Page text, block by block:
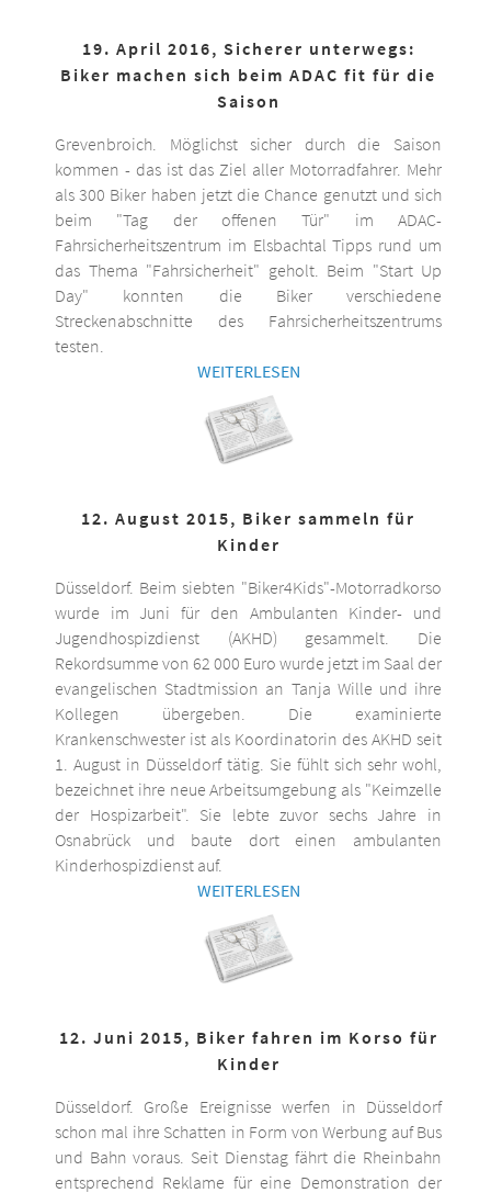
19. April 2016, Sicherer unterwegs:
Biker machen sich beim ADAC fit für die
Saison
Grevenbroich. Möglichst sicher durch die Saison
kommen - das ist das Ziel aller Motorradfahrer. Mehr
als 300 Biker haben jetzt die Chance genutzt und sich
beim "Tag der offenen Tür" im ADAC-
Fahrsicherheitszentrum im Elsbachtal Tipps rund um
das Thema "Fahrsicherheit" geholt. Beim "Start Up
Day" konnten die Biker verschiedene
Streckenabschnitte des Fahrsicherheitszentrums
testen.
WEITERLESEN
12. August 2015, Biker sammeln für
Kinder
Düsseldorf. Beim siebten "Biker4Kids"-Motorradkorso
wurde im Juni für den Ambulanten Kinder- und
Jugendhospizdienst (AKHD) gesammelt. Die
Rekordsumme von 62 000 Euro wurde jetzt im Saal der
evangelischen Stadtmission an Tanja Wille und ihre
Kollegen übergeben. Die examinierte
Krankenschwester ist als Koordinatorin des AKHD seit
1. August in Düsseldorf tätig. Sie fühlt sich sehr wohl,
bezeichnet ihre neue Arbeitsumgebung als "Keimzelle
der Hospizarbeit". Sie lebte zuvor sechs Jahre in
Osnabrück und baute dort einen ambulanten
Kinderhospizdienst auf.
WEITERLESEN
12. Juni 2015, Biker fahren im Korso für
Kinder
Düsseldorf. Große Ereignisse werfen in Düsseldorf
schon mal ihre Schatten in Form von Werbung auf Bus
und Bahn voraus. Seit Dienstag fährt die Rheinbahn
entsprechend Reklame für eine Demonstration der